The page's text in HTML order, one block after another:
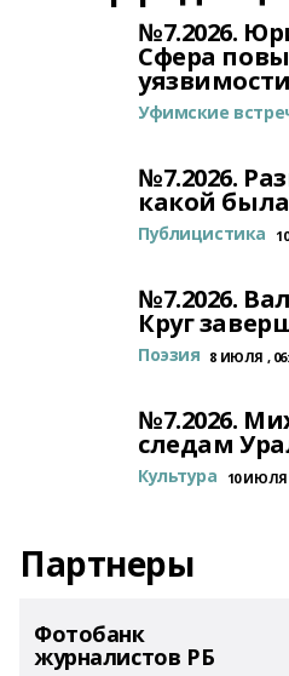
№7.2026.
Сфера
уязвимости
Уфимские
№7.2026.
какой
Публицистика
№7.2026.
Круг
Поэзия 8 ИЮЛЯ ,
№7.2026.
следам
Культура 10 ИЮЛЯ
Партнеры
Фотобанк
журналистов РБ